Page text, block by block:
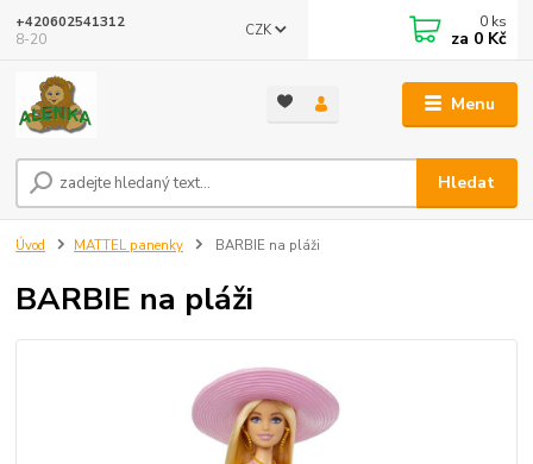
Menu
CZK
Hledat
+420602541312
8-20
0 ks
za 0 Kč
Úvod MATTEL panenky BARBIE na pláži
BARBIE na pláži